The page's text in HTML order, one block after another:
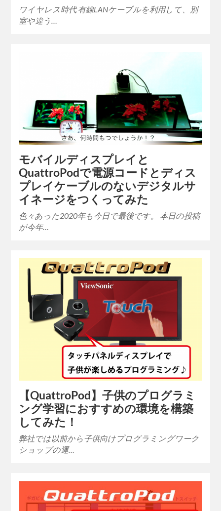
ワイヤレス時代 有線LANケーブルを利用して、別
室や違う…
モバイルディスプレイと
QuattroPodで電源コードとディス
プレイケーブルのないデジタルサ
イネージをつくってみた
色々あった2020年も今日で最後です。 本日の投稿
が今年…
【QuattroPod】子供のプログラミ
ング学習におすすめの環境を構築
してみた！
弊社では以前から子供向けプログラミングワーク
ショップの運…